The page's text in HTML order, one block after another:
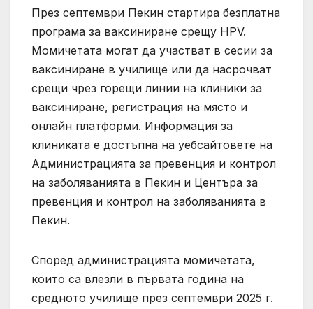
През септември Пекин стартира безплатна
програма за ваксиниране срещу HPV.
Момичетата могат да участват в сесии за
ваксиниране в училище или да насрочват
срещи чрез горещи линии на клиники за
ваксиниране, регистрация на място и
онлайн платформи. Информация за
клиниката е достъпна на уебсайтовете на
Администрацията за превенция и контрол
на заболяванията в Пекин и Центъра за
превенция и контрол на заболяванията в
Пекин.
Според администрацията момичетата,
които са влезли в първата година на
средното училище през септември 2025 г.